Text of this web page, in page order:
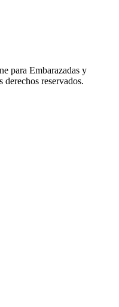
para Embarazadas y
reservados.